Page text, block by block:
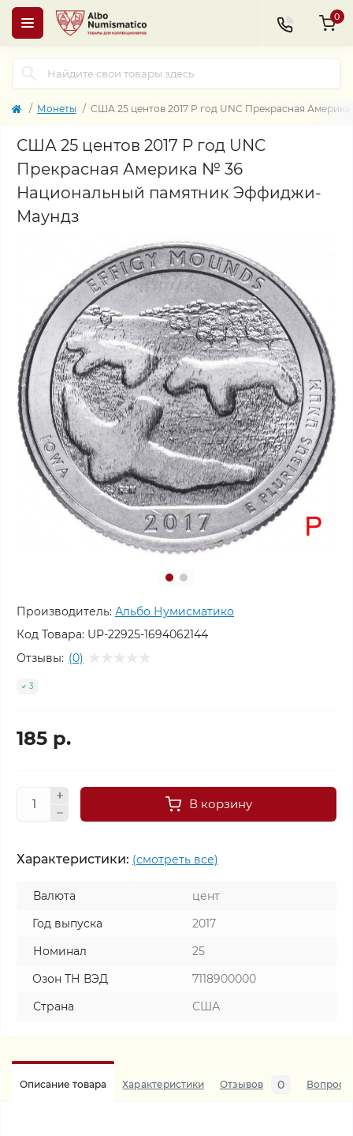
0
Монеты США 25 центов 2017 P год UNC Прекрасная
США 25 центов 2017 P год UNC
Прекрасная Америка № 36
Национальный памятник Эффиджи-
Маундз
Производитель: Альбо Нумисматико
Код Товара: UP-22925-1694062144
Отзывы: (0)
3
185 р.
В корзину
Характеристики: (смотреть все)
Валюта
цент
Год выпуска
2017
Номинал
25
Озон ТН ВЭД
7118900000
Страна
США
Описание товара Характеристики Отзывов 0 Вопросы